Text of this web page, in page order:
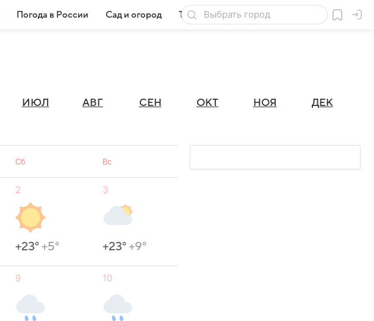
Погода в России Сад и огород Товары для дачи
ИЮЛ АВГ СЕН ОКТ НОЯ ДЕК
Сб Вс
2
+23°+5°
3
+23°+9°
9 10